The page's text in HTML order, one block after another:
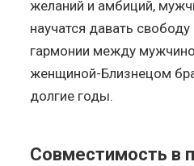
желаний и амбиций,
научатся давать
гармонии между
женщиной-Близнецом
долгие годы.
Совместимость в